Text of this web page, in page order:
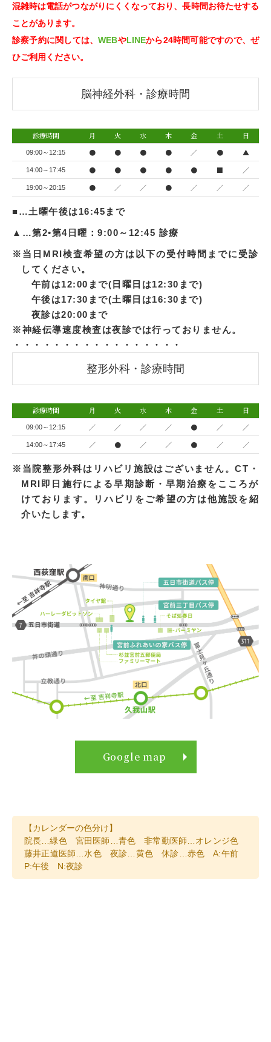
混雑時は電話がつながりにくくなっており、長時間お待たせする
ことがあります。
診察予約に関しては、WEBやLINEから24時間可能ですので、ぜ
ひご利用ください。
脳神経外科・診療時間
診療時間 月 火 水 木 金 土 日
09:00～12:15 ● ● ● ● ／ ● ▲
14:00～17:45 ● ● ● ● ● ■ ／
19:00～20:15 ● ／ ／ ● ／ ／ ／
■…土曜午後は16:45まで
▲…第2•第4日曜：9:00～12:45 診療
※当日MRI検査希望の方は以下の受付時間までに受診
してください。
午前は12:00まで(日曜日は12:30まで)
午後は17:30まで(土曜日は16:30まで)
夜診は20:00まで
※神経伝導速度検査は夜診では行っておりません。
・・・・・・・・・・・・・・・・・
整形外科・診療時間
診療時間 月 火 水 木 金 土 日
09:00～12:15 ／ ／ ／ ／ ● ／ ／
14:00～17:45 ／ ● ／ ／ ● ／ ／
※当院整形外科はリハビリ施設はございません。CT・
MRI即日施行による早期診断・早期治療をこころが
けております。リハビリをご希望の方は他施設を紹
介いたします。
Google map
【カレンダーの色分け】
院長…緑色 宮田 医師…青色 非常勤医師…オレンジ色
藤井正道医師…水色 夜診…黄色 休診…赤色 A:午前
P:午後 N:夜診